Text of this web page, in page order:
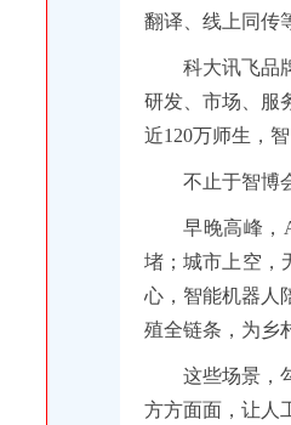
翻译、线上同传
科大讯飞品
研发、市场、服
近120万师生，
不止于智博
早晚高峰，
堵；城市上空，
心，智能机器人
殖全链条，为
这些场景，
方方面面，让人